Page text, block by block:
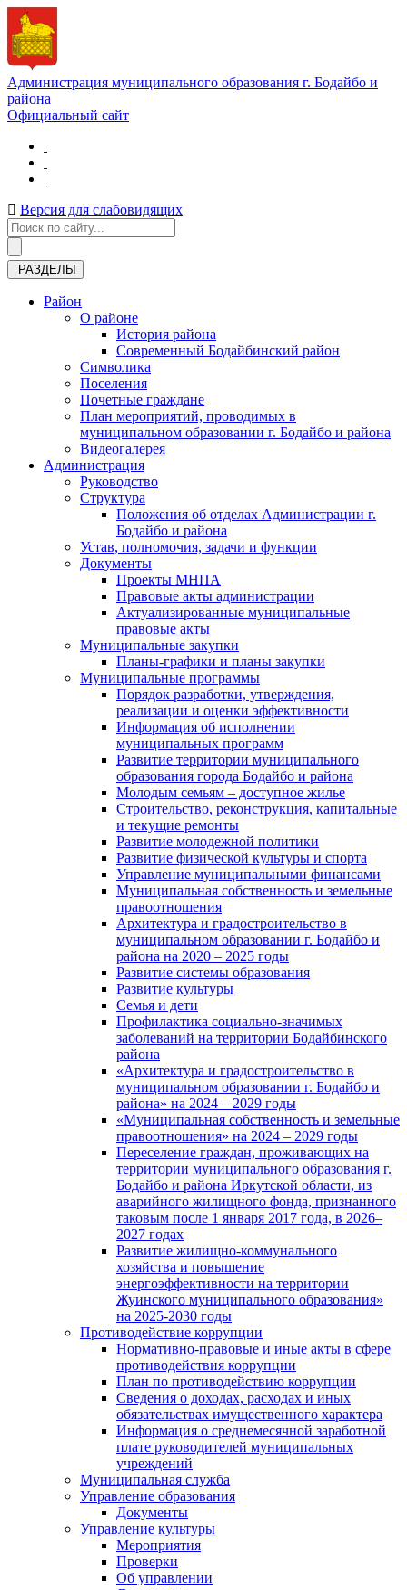
Администрация муниципального образования г. Бодайбо и
района
Официальный сайт
Версия для слабовидящих
РАЗДЕЛЫ
Район
О районе
История района
Современный Бодайбинский район
Символика
Поселения
Почетные граждане
План мероприятий, проводимых в
муниципальном образовании г. Бодайбо и района
Видеогалерея
Администрация
Руководство
Структура
Положения об отделах Администрации г.
Бодайбо и района
Устав, полномочия, задачи и функции
Документы
Проекты МНПА
Правовые акты администрации
Актуализированные муниципальные
правовые акты
Муниципальные закупки
Планы-графики и планы закупки
Муниципальные программы
Порядок разработки, утверждения,
реализации и оценки эффективности
Информация об исполнении
муниципальных программ
Развитие территории муниципального
образования города Бодайбо и района
Молодым семьям – доступное жилье
Строительство, реконструкция, капитальные
и текущие ремонты
Развитие молодежной политики
Развитие физической культуры и спорта
Управление муниципальными финансами
Муниципальная собственность и земельные
правоотношения
Архитектура и градостроительство в
муниципальном образовании г. Бодайбо и
района на 2020 – 2025 годы
Развитие системы образования
Развитие культуры
Семья и дети
Профилактика социально-значимых
заболеваний на территории Бодайбинского
района
«Архитектура и градостроительство в
муниципальном образовании г. Бодайбо и
района» на 2024 – 2029 годы
«Муниципальная собственность и земельные
правоотношения» на 2024 – 2029 годы
Переселение граждан, проживающих на
территории муниципального образования г.
Бодайбо и района Иркутской области, из
аварийного жилищного фонда, признанного
таковым после 1 января 2017 года, в 2026–
2027 годах
Развитие жилищно-коммунального
хозяйства и повышение
энергоэффективности на территории
Жуинского муниципального образования»
на 2025-2030 годы
Противодействие коррупции
Нормативно-правовые и иные акты в сфере
противодействия коррупции
План по противодействию коррупции
Сведения о доходах, расходах и иных
обязательствах имущественного характера
Информация о среднемесячной заработной
плате руководителей муниципальных
учреждений
Муниципальная служба
Управление образования
Документы
Управление культуры
Мероприятия
Проверки
Об управлении